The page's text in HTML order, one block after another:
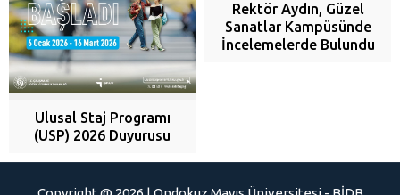
Ulusal Staj Programı
(USP) 2026 Duyurusu
Rektör Aydın, Güzel
Sanatlar Kampüsünde
İncelemelerde Bulundu